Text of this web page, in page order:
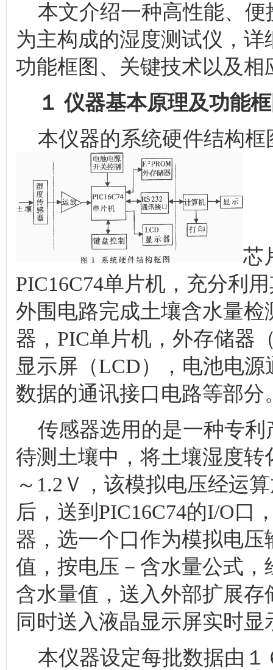
本文介绍一种高性能、便
为主构成的湿度测试仪，
功能框图、关键技术以及
１ 仪器基本原理及功能
本仪器的系统硬件结构框
芯
PIC16C74单片机，充分利
外围电路完成土壤含水量
器，PIC单片机，外存储器
显示屏（LCD），电池电
数据的通讯接口电路等部分
传感器选用的是一种专利
待测土壤中，将土壤湿度
～1.2Ｖ，该模拟电压经运
后，送到PIC16C74的I/O口
器，选一个口作为模拟电
值，按电压－含水量公式
含水量值，送入外部扩展
同时送入液晶显示屏实时显
本仪器设定每批数据由１